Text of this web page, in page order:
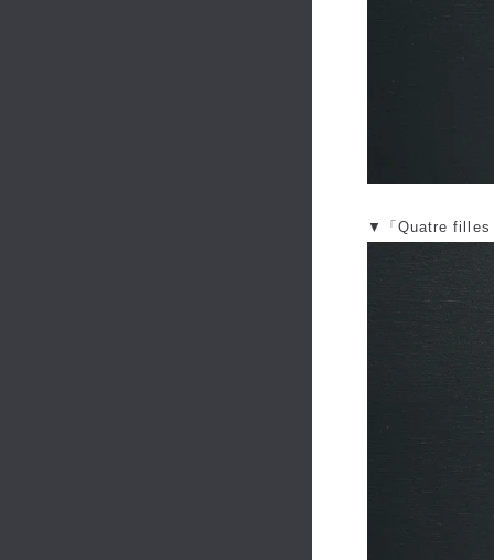
▼「Quatre